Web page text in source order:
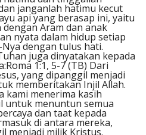
janganlah hatimu kecut
api yang berasap ini, yaitu
Aram dan anak
nyata dalam hidup setiap
dengan tulus hati.
juga dinyatakan kepada
1:1, 5-7 (TB) Dari
yang dipanggil menjadi
memberitakan Injil Allah.
kami menerima kasih
untuk menuntun semua
dan taat kepada
di antara mereka,
menjadi milik Kristus.